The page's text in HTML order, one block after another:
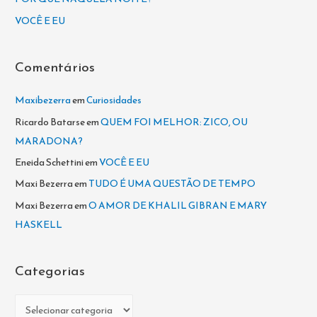
p
o
:
VOCÊ E EU
Comentários
MaxibezerraemCuriosidades
Ricardo BatarseemQUEM FOI MELHOR: ZICO, OU
MARADONA?
Eneida SchettiniemVOCÊ E EU
Maxi Bezerraem TUDO É UMA QUESTÃO DE TEMPO
Maxi BezerraemO AMOR DE KHALIL GIBRAN E MARY
HASKELL
Categorias